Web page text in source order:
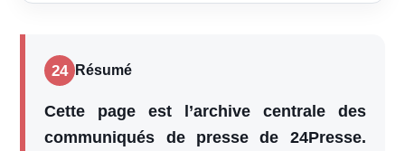
24 Résumé
Cette page est l’archive centrale des
communiqués de presse de 24Presse.